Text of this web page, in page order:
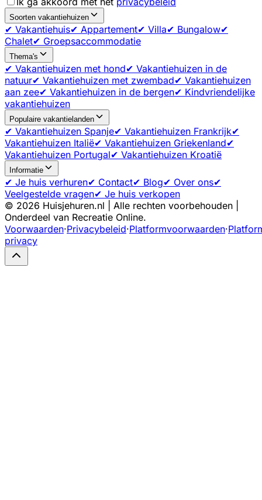
Soorten vakantiehuizen
✔ Vakantiehuis✔ Appartement✔ Villa✔ Bungalow✔
Chalet✔ Groepsaccommodatie
Thema's
✔ Vakantiehuizen met hond✔ Vakantiehuizen in de
natuur✔ Vakantiehuizen met zwembad✔ Vakantiehuizen
aan zee✔ Vakantiehuizen in de bergen✔ Kindvriendelijke
vakantiehuizen
Populaire vakantielanden
✔ Vakantiehuizen Spanje✔ Vakantiehuizen Frankrijk✔
Vakantiehuizen Italië✔ Vakantiehuizen Griekenland✔
Vakantiehuizen Portugal✔ Vakantiehuizen Kroatië
Informatie
✔ Je huis verhuren✔ Contact✔ Blog✔ Over ons✔
Veelgestelde vragen✔ Je huis verkopen
© 2026 Huisjehuren.nl | Alle rechten voorbehouden |
Onderdeel van Recreatie Online.
Voorwaarden·Privacybeleid·Platformvoorwaarden·
privacy